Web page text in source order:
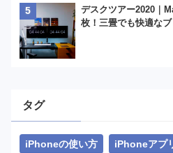
デスクツアー2020｜
枚！三畳でも快適な
タグ
iPhoneの使い方 iPhoneアプ